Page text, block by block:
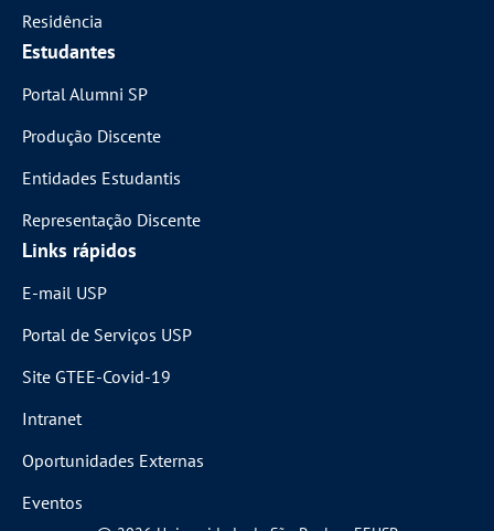
Residência
Estudantes
Portal Alumni SP
Produção Discente
Entidades Estudantis
Representação Discente
Links rápidos
E-mail USP
Portal de Serviços USP
Site GTEE-Covid-19
Intranet
Oportunidades Externas
Eventos